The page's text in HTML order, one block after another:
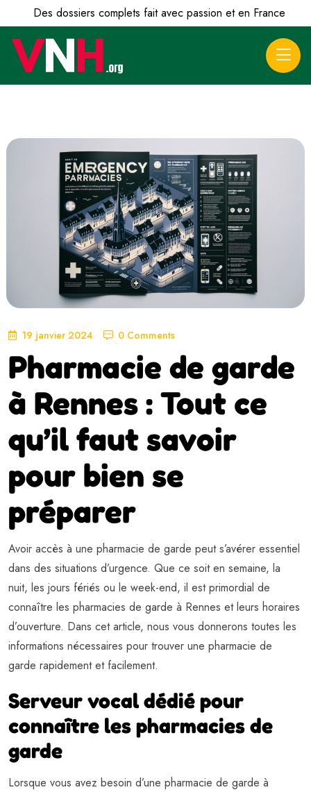
Des dossiers complets fait avec passion et en France
19 janvier 2024 0 Comments
Pharmacie de garde
à Rennes : Tout ce
qu’il faut savoir
pour bien se
préparer
Avoir accès à une pharmacie de garde peut s’avérer essentiel
dans des situations d’urgence. Que ce soit en semaine, la
nuit, les jours fériés ou le week-end, il est primordial de
connaître les pharmacies de garde à Rennes et leurs horaires
d’ouverture. Dans cet article, nous vous donnerons toutes les
informations nécessaires pour trouver une pharmacie de
garde rapidement et facilement.
Serveur vocal dédié pour
connaître les pharmacies de
garde
Lorsque vous avez besoin d’une pharmacie de garde à